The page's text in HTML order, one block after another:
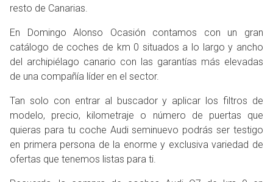
resto de Canarias.
En Domingo Alonso Ocasión contamos con un gran
catálogo de coches de km 0 situados a lo largo y ancho
del archipiélago canario con las garantías más elevadas
de una compañía líder en el sector.
Tan solo con entrar al buscador y aplicar los filtros de
modelo, precio, kilometraje o número de puertas que
quieras para tu coche Audi seminuevo podrás ser testigo
en primera persona de la enorme y exclusiva variedad de
ofertas que tenemos listas para ti.